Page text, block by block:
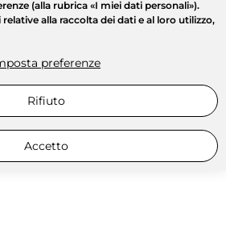
(alla rubrica «I miei dati personali»).
alla raccolta dei dati e al loro utilizzo,
preferenze
Rifiuto
Accetto